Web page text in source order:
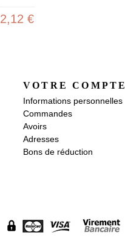
2,12 €
VOTRE COMPTE
Informations personnelles
Commandes
Avoirs
Adresses
Bons de réduction